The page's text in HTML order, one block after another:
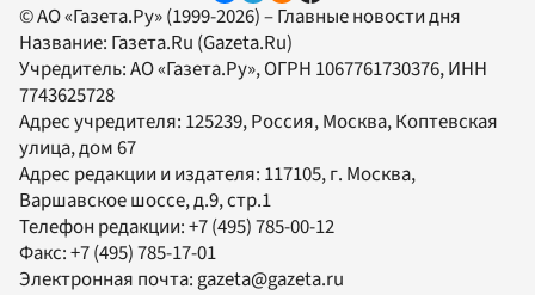
© АО «Газета.Ру» (1999-2026) – Главные новости дня
Название: Газета.Ru (Gazeta.Ru)
Учредитель:АО «Газета.Ру», ОГРН 1067761730376, ИНН
7743625728
Адрес учредителя: 125239, Россия, Москва, Коптевская
улица, дом 67
Адрес редакции и издателя: 117105, г. Москва,
Варшавское шоссе, д.9, стр.1
Телефон редакции:+7 (495) 785-00-12
Факс:+7 (495) 785-17-01
Электронная почта: gazeta@gazeta.ru